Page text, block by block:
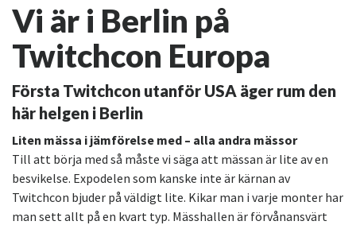
Vi är i Berlin på
Twitchcon Europa
Första Twitchcon utanför USA äger rum den
här helgen i Berlin
Liten mässa i jämförelse med – alla andra mässor
Till att börja med så måste vi säga att mässan är lite av en
besvikelse. Expodelen som kanske inte är kärnan av
Twitchcon bjuder på väldigt lite. Kikar man i varje monter har
man sett allt på en kvart typ. Mässhallen är förvånansvärt